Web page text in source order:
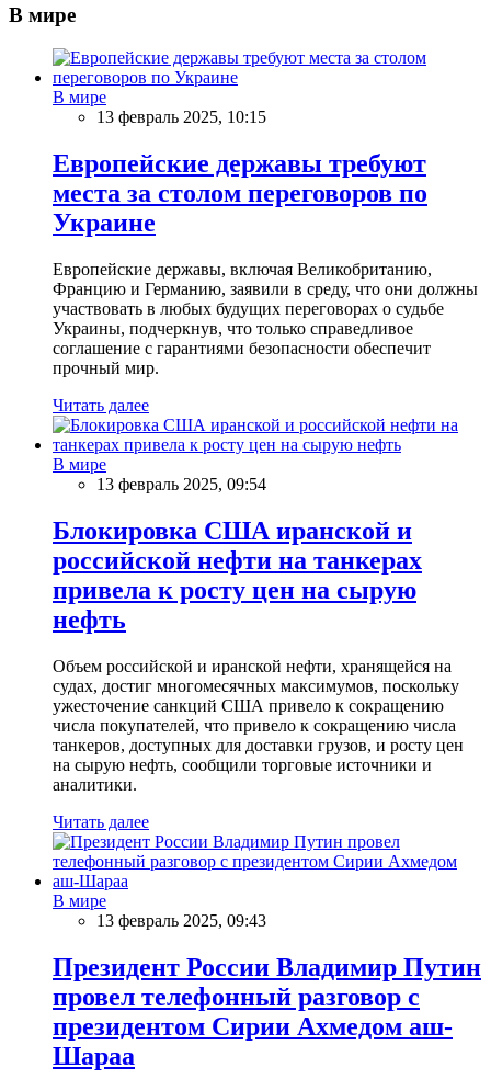
В мире
В мире
13 февраль 2025, 10:15
Европейские державы требуют
места за столом переговоров по
Украине
Европейские державы, включая Великобританию,
Францию и Германию, заявили в среду, что они должны
участвовать в любых будущих переговорах о судьбе
Украины, подчеркнув, что только справедливое
соглашение с гарантиями безопасности обеспечит
прочный мир.
Читать далее
В мире
13 февраль 2025, 09:54
Блокировка США иранской и
российской нефти на танкерах
привела к росту цен на сырую
нефть
Объем российской и иранской нефти, хранящейся на
судах, достиг многомесячных максимумов, поскольку
ужесточение санкций США привело к сокращению
числа покупателей, что привело к сокращению числа
танкеров, доступных для доставки грузов, и росту цен
на сырую нефть, сообщили торговые источники и
аналитики.
Читать далее
В мире
13 февраль 2025, 09:43
Президент России Владимир Путин
провел телефонный разговор с
президентом Сирии Ахмедом аш-
Шараа